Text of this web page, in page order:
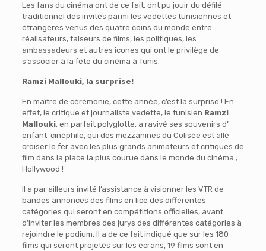
Les fans du cinéma ont de ce fait, ont pu jouir du défilé
traditionnel des invités parmi les vedettes tunisiennes et
étrangères venus des quatre coins du monde entre
réalisateurs, faiseurs de films, les politiques, les
ambassadeurs et autres icones qui ont le privilège de
s’associer à la fête du cinéma à Tunis.
Ramzi Mallouki, la surprise!
En maître de cérémonie, cette année, c’est la surprise ! En
effet, le critique et journaliste vedette, le tunisien Ramzi
Mallouki, en parfait polyglotte, a ravivé ses souvenirs d’
enfant cinéphile, qui des mezzanines du Colisée est allé
croiser le fer avec les plus grands animateurs et critiques de
film dans la place la plus courue dans le monde du cinéma ;
Hollywood !
Il a par ailleurs invité l’assistance à visionner les VTR de
bandes annonces des films en lice des différentes
catégories qui seront en compétitions officielles, avant
d’inviter les membres des jurys des différentes catégories à
rejoindre le podium. Il a de ce fait indiqué que sur les 180
films qui seront projetés sur les écrans, 19 films sont en